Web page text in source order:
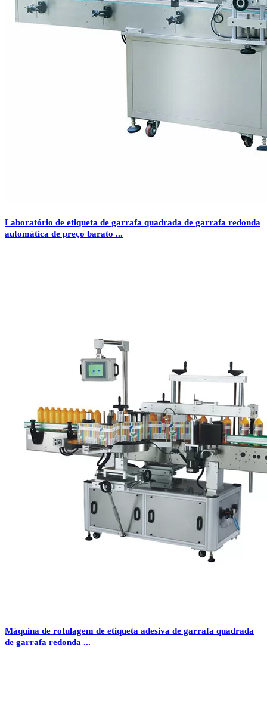
Laboratório de etiqueta de garrafa quadrada de garrafa redonda
automática de preço barato ...
Máquina de rotulagem de etiqueta adesiva de garrafa quadrada
de garrafa redonda ...